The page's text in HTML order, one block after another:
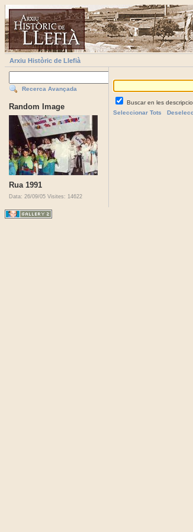
Arxiu Històric de Llefià
Recerca Avançada
Random Image
Rua 1991
Data: 26/09/05 Visites: 14622
Buscar en les
Seleccionar Tots